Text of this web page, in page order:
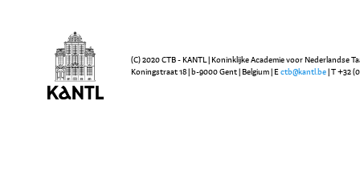
(C) 2020 CTB - KANTL | Koninklijke Academie voor Nederlandse
Koningstraat 18 | b-9000 Gent | Belgium | E ctb@kantl.be | T +32